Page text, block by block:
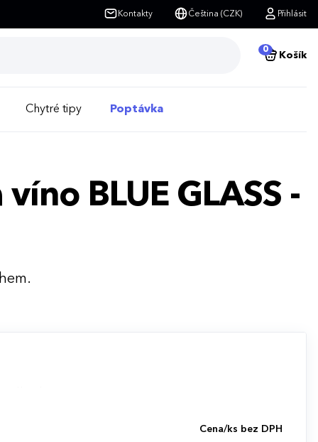
Kontakty Čeština (CZK) Přihlásit
0
Košík
Chytré tipy Poptávka
BLUE GLASS -
Cena/ks bez DPH